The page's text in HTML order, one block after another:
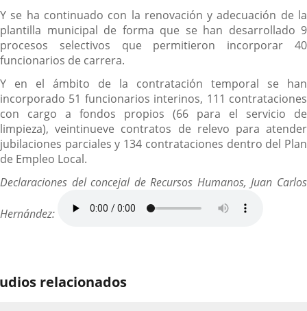
Y se ha continuado con la renovación y adecuación de la
plantilla municipal de forma que se han desarrollado 9
procesos selectivos que permitieron incorporar 40
funcionarios de carrera.
Y en el ámbito de la contratación temporal se han
incorporado 51 funcionarios interinos, 111 contrataciones
con cargo a fondos propios (66 para el servicio de
limpieza), veintinueve contratos de relevo para atender
jubilaciones parciales y 134 contrataciones dentro del Plan
de Empleo Local.
Declaraciones del concejal de Recursos Humanos, Juan Carlos
Hernández:
relacionados